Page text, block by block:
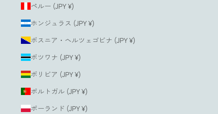
ペルー (JPY ¥)
ホンジュラス (JPY ¥)
ボスニア・ヘルツェゴビナ (JPY ¥)
ボツワナ (JPY ¥)
ボリビア (JPY ¥)
ポルトガル (JPY ¥)
ポーランド (JPY ¥)